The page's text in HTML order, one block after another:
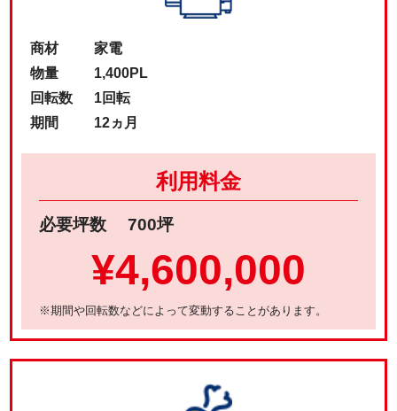
商材
家電
物量
1,400PL
回転数
1回転
期間
12ヵ月
利用料金
必要坪数 700坪
¥4,600,000
※期間や回転数などによって変動することがあります。